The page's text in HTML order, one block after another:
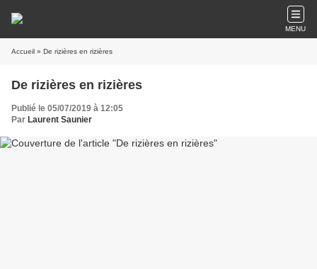
MENU
Accueil » De rizières en rizières
De rizières en rizières
Publié le 05/07/2019 à 12:05
Par Laurent Saunier